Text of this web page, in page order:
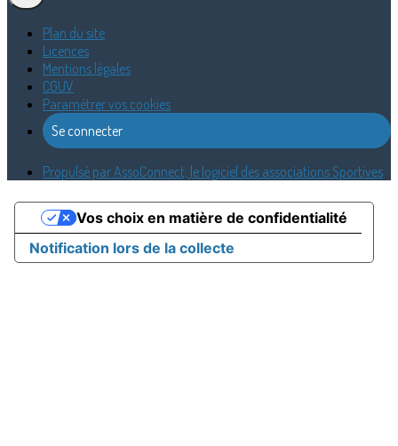
Plan du site
Licences
Mentions légales
CGUV
Paramétrer vos cookies
Se connecter
Propulsé par AssoConnect, le logiciel des associations Sportives
Notification lors de la collecte
Vos choix en matière de confidentialité